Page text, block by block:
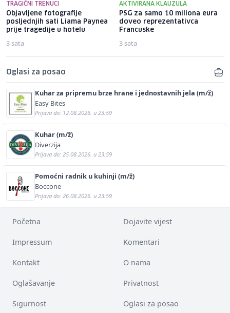
TRAGIČNI TRENUCI
Objavljene fotografije
posljednjih sati Liama ​​Paynea
prije tragedije u hotelu
3 sata
AKTIVIRANA KLAUZULA
PSG za samo 10 miliona eura
doveo reprezentativca
Francuske
3 sata
Oglasi za posao
Kuhar za pripremu brze hrane i jednostavnih jela (m/ž)
Easy Bites
Prijava do: 12.08.2026. u 23:59
Kuhar (m/ž)
Diverzija
Prijava do: 25.08.2026. u 23:59
Pomoćni radnik u kuhinji (m/ž)
Boccone
Prijava do: 26.08.2026. u 23:59
Početna Dojavite vijest
Impressum Komentari
Kontakt O nama
Oglašavanje Privatnost
Sigurnost Oglasi za posao